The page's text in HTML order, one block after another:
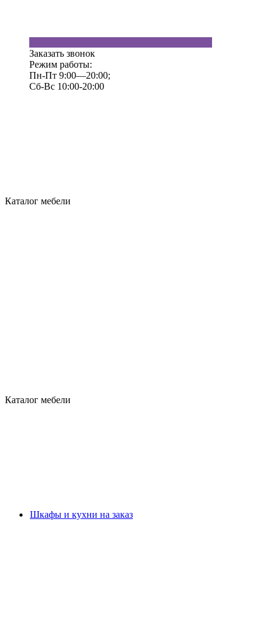
Заказать звонок
Режим работы:
Пн-Пт 9:00—20:00;
Сб-Вс 10:00-20:00
Каталог мебели
Каталог мебели
Шкафы и кухни на заказ